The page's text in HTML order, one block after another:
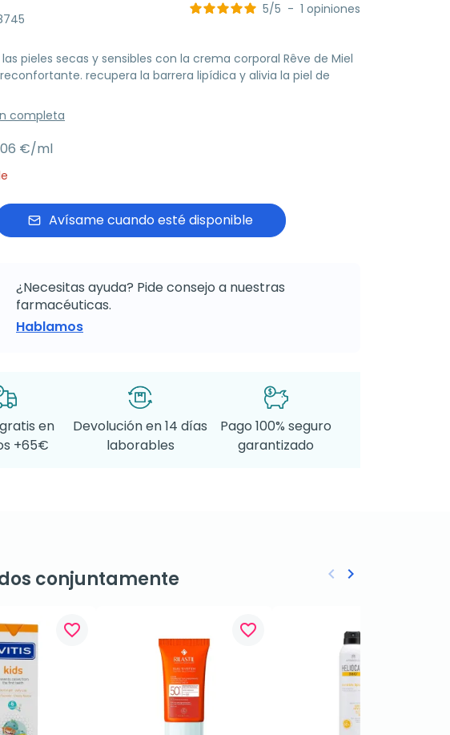
5/5 - 1 opiniones
pieles secas y sensibles con la crema corporal Rêve de Miel
recupera la barrera lipídica y alivia la piel de
completa
€/ml
Avísame cuando esté disponible
¿Necesitas ayuda? Pide consejo a nuestras
farmacéuticas.
Hablamos
en
+65€
Devolución en 14 días
laborables
Pago 100% seguro
garantizado
conjuntamente
favorite_border favorite_border
Anterior
keyboard_arrow_left Siguiente
keyboard_arrow_right